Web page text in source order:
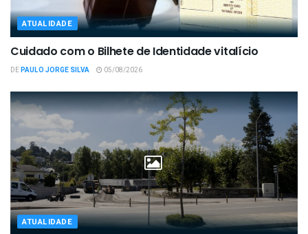
ATUALIDADE
Cuidado com o Bilhete de Identidade vitalício
DEPAULO JORGE SILVA 05/08/2026
ATUALIDADE